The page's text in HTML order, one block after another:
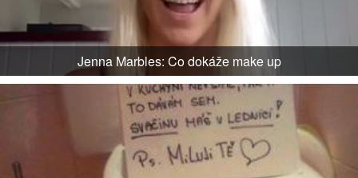
Jenna Marbles: Co dokáže make up